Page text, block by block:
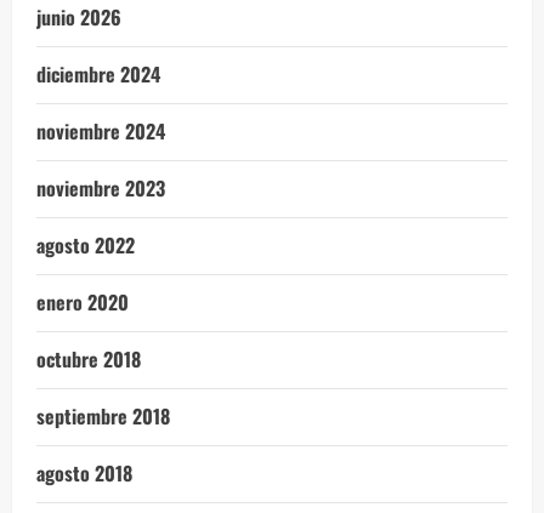
junio 2026
diciembre 2024
noviembre 2024
noviembre 2023
agosto 2022
enero 2020
octubre 2018
septiembre 2018
agosto 2018